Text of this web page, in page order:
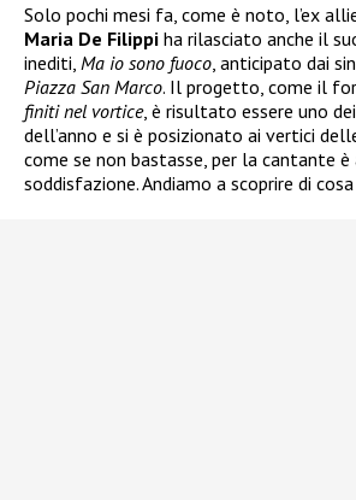
Solo pochi mesi fa, come è noto, l’ex
Maria De Filippi ha rilasciato anche il
inediti, Ma io sono fuoco , anticipato dai
Piazza San Marco. Il progetto, come il
finiti nel vortice, è risultato essere uno
dell’anno e si è posizionato ai vertici
come se non bastasse, per la cantante è
soddisfazione. Andiamo a scoprire di